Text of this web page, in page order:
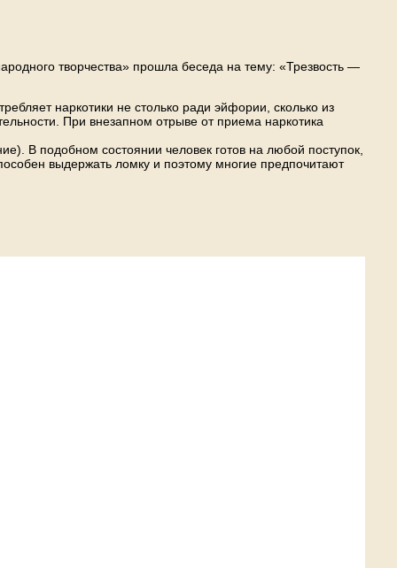
творчества» прошла беседа на тему: «Трезвость —
наркотики не столько ради эйфории, сколько из
При внезапном отрыве от приема наркотика
В подобном состоянии человек готов на любой поступок,
выдержать ломку и поэтому многие предпочитают